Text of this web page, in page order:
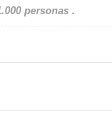
personas .